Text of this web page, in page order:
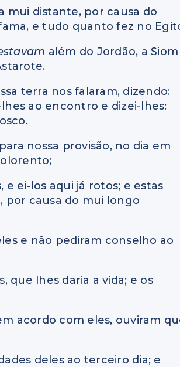
mui distante, por causa do
e tudo quanto fez no
além do Jordão, a Siom
terra nos falaram, dizendo:
ao encontro e dizei-lhes:
nossa provisão, no dia em
e ei-los aqui já rotos; e estas
por causa do mui longo
e não pediram conselho ao
que lhes daria a vida; e os
acordo com eles, ouviram
deles ao terceiro dia; e